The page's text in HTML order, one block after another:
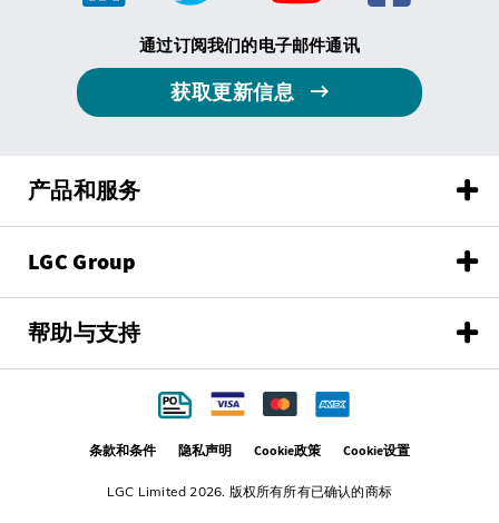
通过订阅我们的电子邮件通讯
获取更新信息
产品和服务
LGC Group
帮助与支持
LGC Limited 2026. 版权所有所有已确认的商标
条款和条件 隐私声明 Cookie政策 Cookie设置